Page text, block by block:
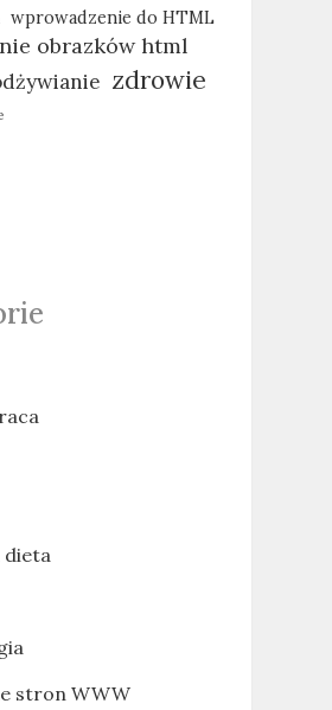
wprowadzenie do HTML
obrazków html
zdrowie
dieta
stron WWW